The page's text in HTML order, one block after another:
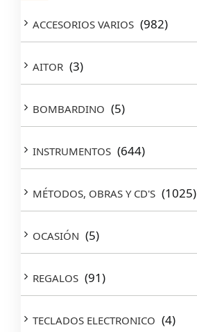
ACCESORIOS VARIOS (982)
AITOR (3)
BOMBARDINO (5)
INSTRUMENTOS (644)
MÉTODOS, OBRAS Y CD'S (1025)
OCASIÓN (5)
REGALOS (91)
TECLADOS ELECTRONICO (4)